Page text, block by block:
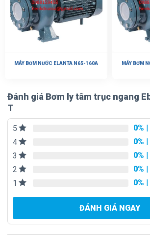
MÁY BƠM NƯỚC ELANTA N65-160A MÁY BƠM
Đánh giá Bơm ly tâm trục ngang
T
5 0% |
4
0% |
3
0% |
2
0% |
1
0% |
ĐÁNH GIÁ NGAY